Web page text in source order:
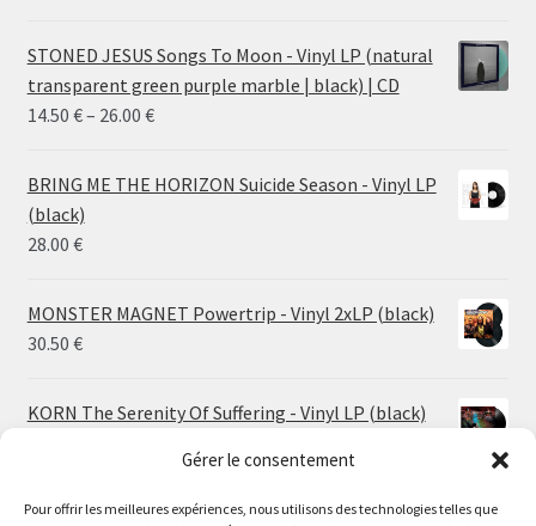
Gérer le consentement
Pour offrir les meilleures expériences, nous utilisons des technologies telles que
STONED JESUS Songs To Moon - Vinyl LP (natural
transparent green purple marble | black) | CD
14.50 €– 26.00 €Price
14.50 €
BRING ME THE HORIZON Suicide Season - Vinyl LP
(black)
28.00 €
MONSTER MAGNET Powertrip - Vinyl 2xLP (black)
30.50 €
KORN The Serenity Of Suffering - Vinyl LP (black)
HO99O9 Tomorrow We Escape - Vinyl LP (picture